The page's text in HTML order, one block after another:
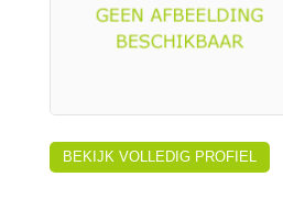
BEKIJK VOLLEDIG PROFIEL